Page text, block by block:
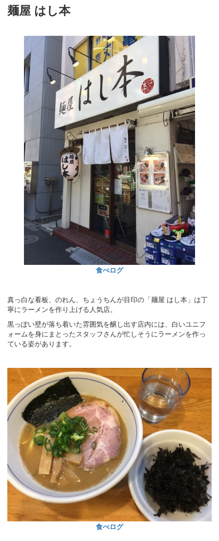
麺屋 はし本
食べログ
真っ白な看板、のれん、ちょうちんが目印の「麺屋 はし本」は丁
寧にラーメンを作り上げる人気店。
黒っぽい壁が落ち着いた雰囲気を醸し出す店内には、白いユニフ
ォームを身にまとったスタッフさんが忙しそうにラーメンを作っ
ている姿があります。
食べログ